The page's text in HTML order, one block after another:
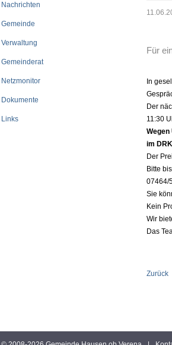
Nachrichten
Gemeinde
Verwaltung
Gemeinderat
Netzmonitor
Dokumente
Links
Für
In
Der
11:30
im
Der
Bitte
07464/
Sie
Kein
Wir
Das
Zurück